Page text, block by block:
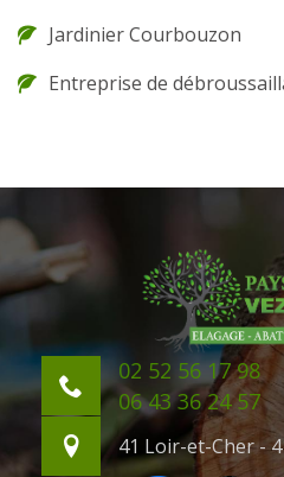
Jardinier Courbouzon
Entreprise de
02 52 56 17 98
06 43 36 24 57
41 Loir-et-Cher -